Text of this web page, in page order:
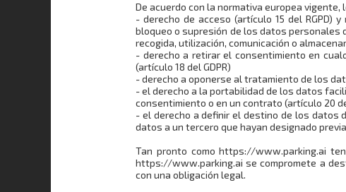
De acuerdo con la normativa europea
- derecho de acceso (artículo 15 del RGPD)
bloqueo o supresión de los datos personales
recogida, utilización, comunicación o
- derecho a retirar el consentimiento en
(artículo 18 del GDPR)
- derecho a oponerse al tratamiento de los
- el derecho a la portabilidad de los datos
consentimiento o en un contrato (artículo 20
- el derecho a definir el destino de los datos
datos a un tercero que hayan designado
Tan pronto como https://www.parking.ai
https://www.parking.ai se compromete a
con una obligación legal.